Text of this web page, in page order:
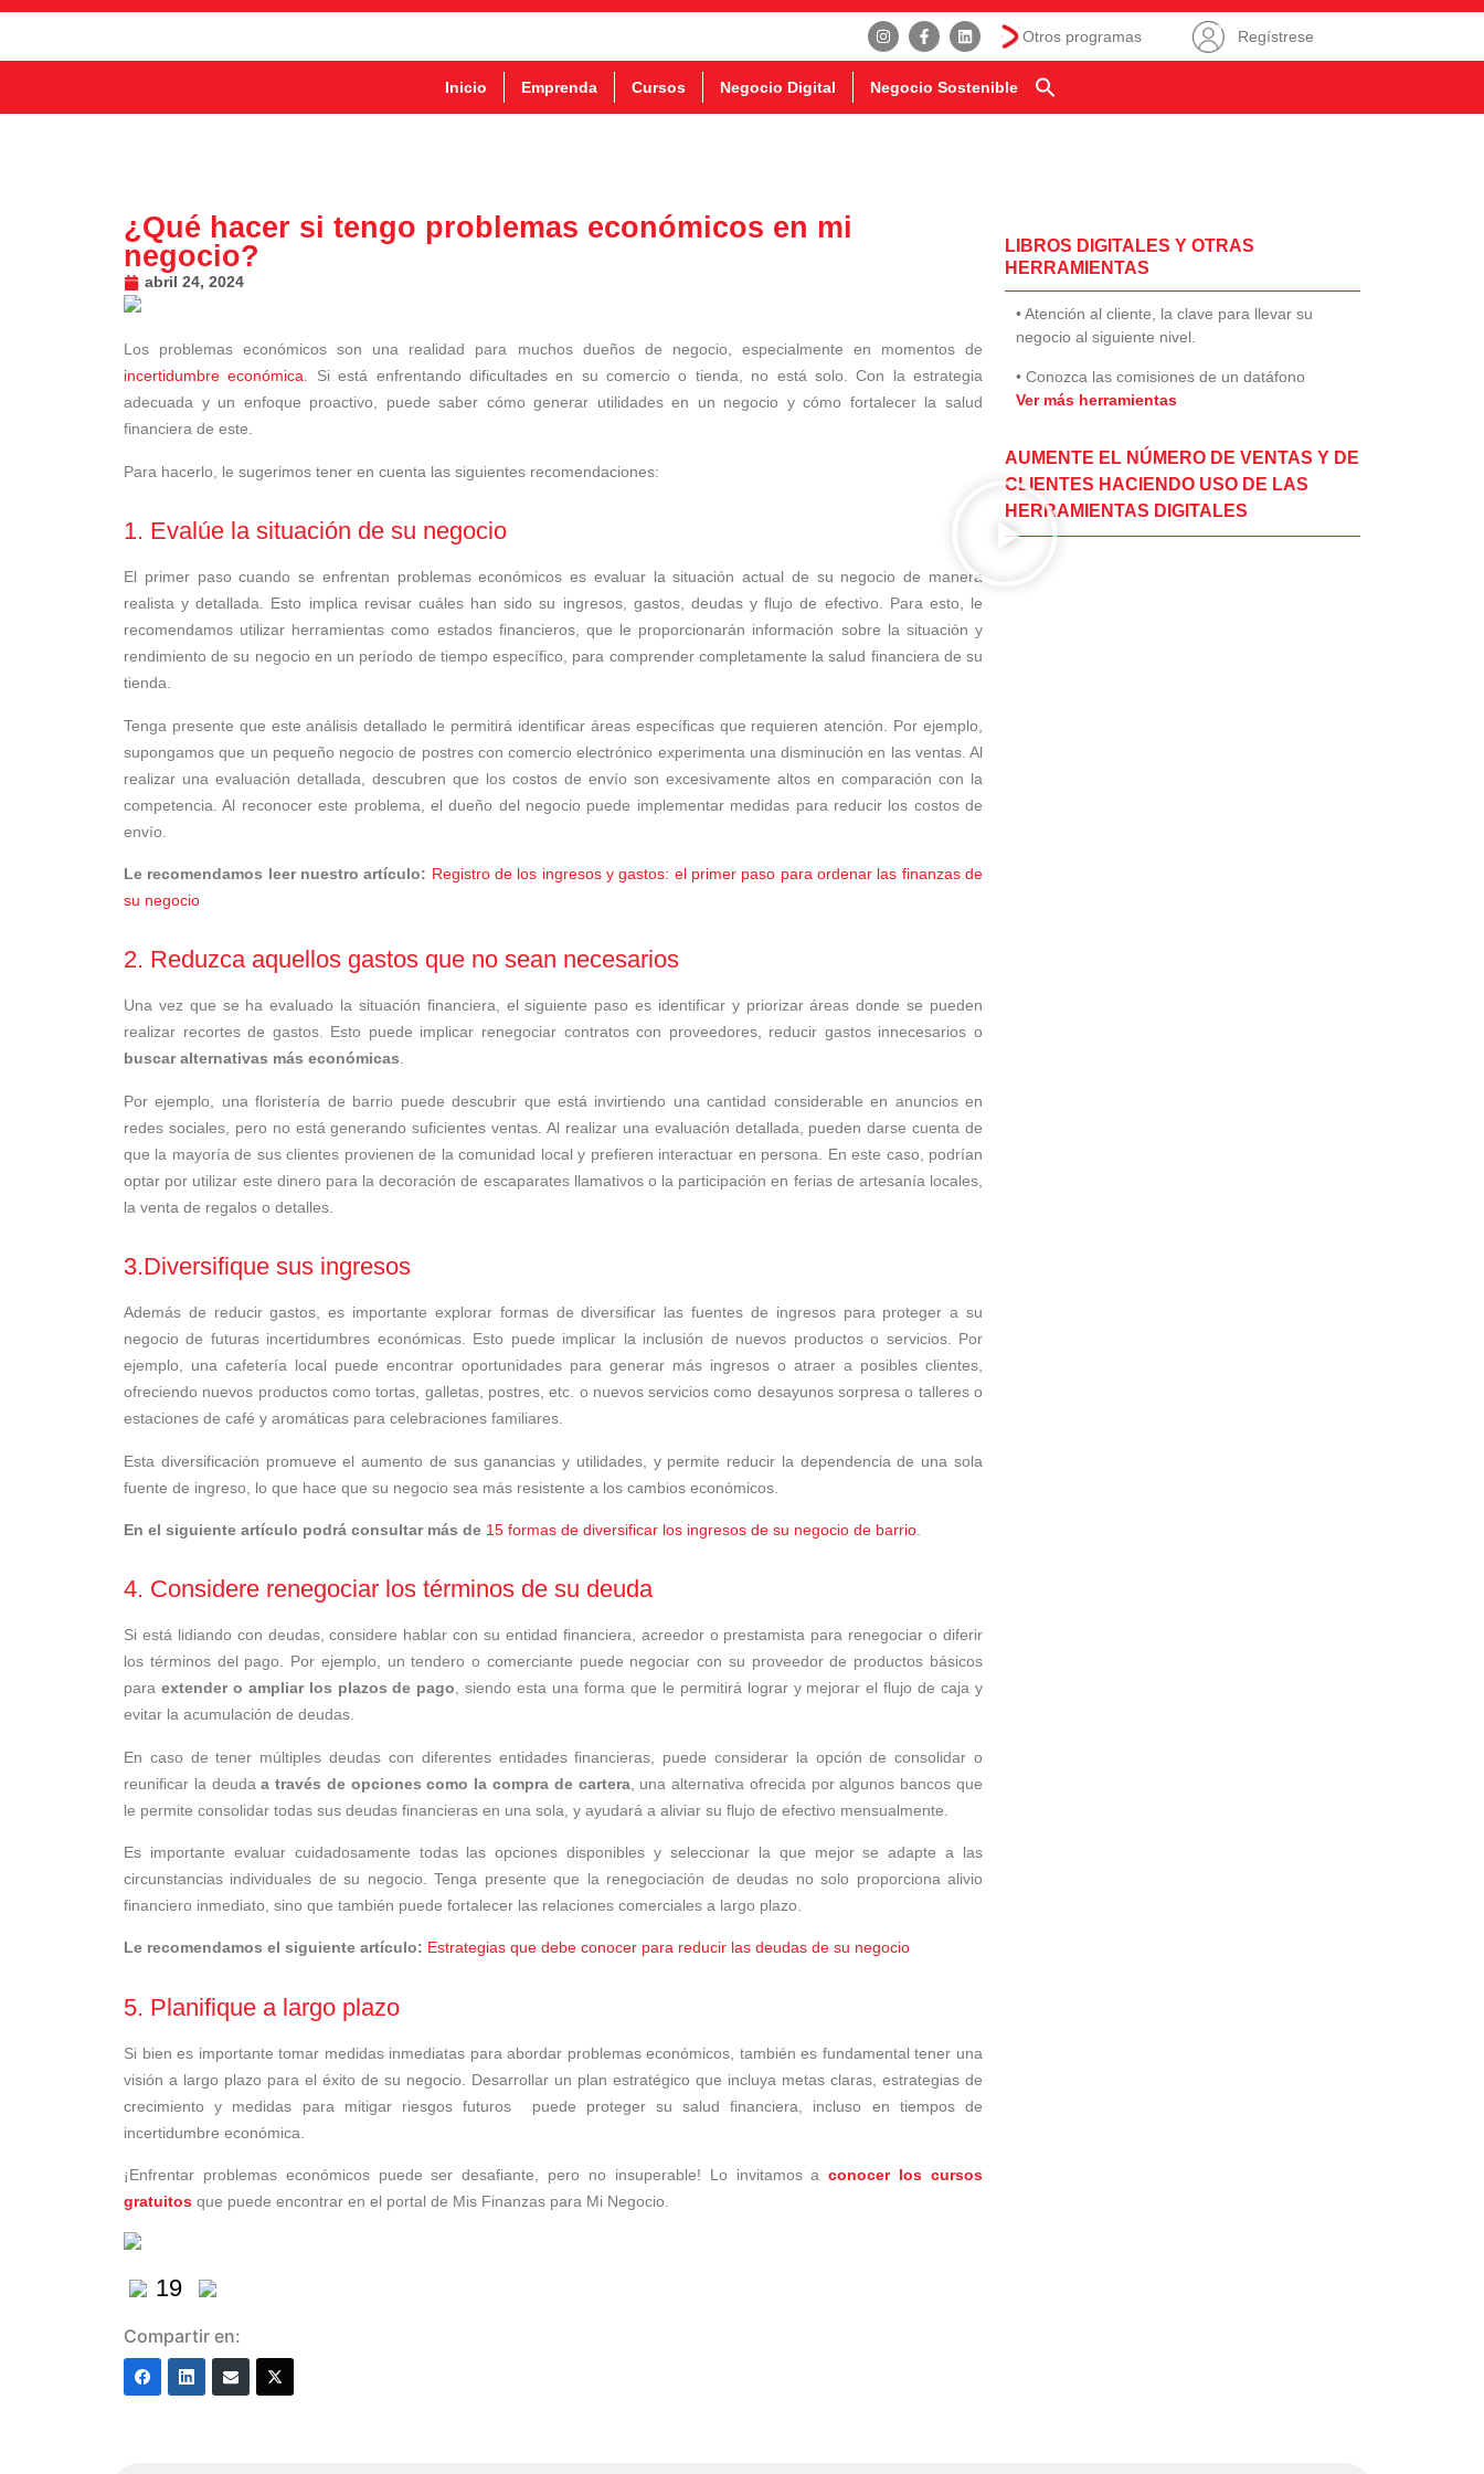
Otros programas Regístrese
Inicio Emprenda Cursos Negocio Digital Negocio Sostenible
¿Qué hacer si tengo problemas económicos en mi
negocio?
abril 24, 2024
Los problemas económicos son una realidad para muchos dueños de negocio, especialmente en momentos de
incertidumbre económica. Si está enfrentando dificultades en su comercio o tienda, no está solo. Con la estrategia
adecuada y un enfoque proactivo, puede saber cómo generar utilidades en un negocio y cómo fortalecer la salud
financiera de este.
Para hacerlo, le sugerimos tener en cuenta las siguientes recomendaciones:
1. Evalúe la situación de su negocio
El primer paso cuando se enfrentan problemas económicos es evaluar la situación actual de su negocio de manera
realista y detallada. Esto implica revisar cuáles han sido su ingresos, gastos, deudas y flujo de efectivo. Para esto, le
recomendamos utilizar herramientas como estados financieros, que le proporcionarán información sobre la situación y
rendimiento de su negocio en un período de tiempo específico, para comprender completamente la salud financiera de su
tienda.
Tenga presente que este análisis detallado le permitirá identificar áreas específicas que requieren atención. Por ejemplo,
supongamos que un pequeño negocio de postres con comercio electrónico experimenta una disminución en las ventas. Al
realizar una evaluación detallada, descubren que los costos de envío son excesivamente altos en comparación con la
competencia. Al reconocer este problema, el dueño del negocio puede implementar medidas para reducir los costos de
envío.
Le recomendamos leer nuestro artículo: Registro de los ingresos y gastos: el primer paso para ordenar las finanzas de
su negocio
2. Reduzca aquellos gastos que no sean necesarios
Una vez que se ha evaluado la situación financiera, el siguiente paso es identificar y priorizar áreas donde se pueden
realizar recortes de gastos. Esto puede implicar renegociar contratos con proveedores, reducir gastos innecesarios o
buscar alternativas más económicas.
Por ejemplo, una floristería de barrio puede descubrir que está invirtiendo una cantidad considerable en anuncios en
redes sociales, pero no está generando suficientes ventas. Al realizar una evaluación detallada, pueden darse cuenta de
que la mayoría de sus clientes provienen de la comunidad local y prefieren interactuar en persona. En este caso, podrían
optar por utilizar este dinero para la decoración de escaparates llamativos o la participación en ferias de artesanía locales,
la venta de regalos o detalles.
3.Diversifique sus ingresos
Además de reducir gastos, es importante explorar formas de diversificar las fuentes de ingresos para proteger a su
negocio de futuras incertidumbres económicas. Esto puede implicar la inclusión de nuevos productos o servicios. Por
ejemplo, una cafetería local puede encontrar oportunidades para generar más ingresos o atraer a posibles clientes,
ofreciendo nuevos productos como tortas, galletas, postres, etc. o nuevos servicios como desayunos sorpresa o talleres o
estaciones de café y aromáticas para celebraciones familiares.
Esta diversificación promueve el aumento de sus ganancias y utilidades, y permite reducir la dependencia de una sola
fuente de ingreso, lo que hace que su negocio sea más resistente a los cambios económicos.
En el siguiente artículo podrá consultar más de 15 formas de diversificar los ingresos de su negocio de barrio
4. Considere renegociar los términos de su deuda
Si está lidiando con deudas, considere hablar con su entidad financiera, acreedor o prestamista para renegociar o diferir
los términos del pago. Por ejemplo, un tendero o comerciante puede negociar con su proveedor de productos básicos
para extender o ampliar los plazos de pago, siendo esta una forma que le permitirá lograr y mejorar el flujo de caja y
evitar la acumulación de deudas.
En caso de tener múltiples deudas con diferentes entidades financieras, puede considerar la opción de consolidar o
reunificar la deudaa través de opciones como la compra de cartera, una alternativa ofrecida por algunos bancos que
le permite consolidar todas sus deudas financieras en una sola, y ayudará a aliviar su flujo de efectivo mensualmente.
Es importante evaluar cuidadosamente todas las opciones disponibles y seleccionar la que mejor se adapte a las
circunstancias individuales de su negocio. Tenga presente que la renegociación de deudas no solo proporciona alivio
financiero inmediato, sino que también puede fortalecer las relaciones comerciales a largo plazo.
Le recomendamos el siguiente artículo: Estrategias que debe conocer para reducir las deudas de su negocio
5. Planifique a largo plazo
Si bien es importante tomar medidas inmediatas para abordar problemas económicos, también es fundamental tener una
visión a largo plazo para el éxito de su negocio. Desarrollar un plan estratégico que incluya metas claras, estrategias de
crecimiento y medidas para mitigar riesgos futuros puede proteger su salud financiera, incluso en tiempos de
incertidumbre económica.
¡Enfrentar problemas económicos puede ser desafiante, pero no insuperable! Lo invitamos aconocer los cursos
gratuitos que puede encontrar en el portal de Mis Finanzas para Mi Negocio.
19
Compartir en:
LIBROS DIGITALES Y OTRAS
HERRAMIENTAS
• Atención al cliente, la clave para llevar su
negocio al siguiente nivel.
• Conozca las comisiones de un datáfono
Ver más herramientas
AUMENTE EL NÚMERO DE VENTAS Y DE
CLIENTES HACIENDO USO DE LAS
HERRAMIENTAS DIGITALES